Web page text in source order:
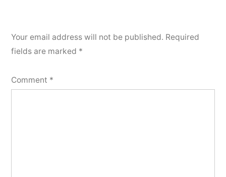
Your email address will not be published. Required
fields are marked *
Comment *